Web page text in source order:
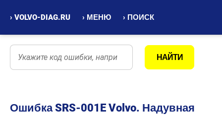
› VOLVO-DIAG.RU › МЕНЮ › ПОИСК
Ошибка SRS-001E Volvo. Надувная